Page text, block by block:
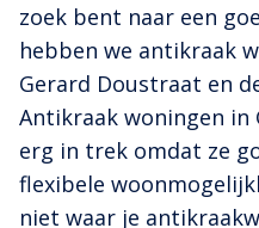
zoek bent naar een
hebben we antikraak
Gerard Doustraat en
Antikraak woningen
erg in trek omdat ze
flexibele
niet waar je